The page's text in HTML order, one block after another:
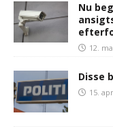
Nu
12.
Disse
15.